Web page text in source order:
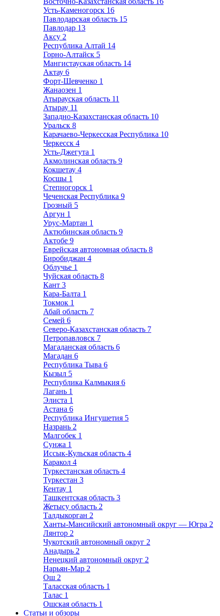
Усть-Каменогорск 16
Павлодарская область 15
Павлодар 13
Аксу 2
Республика Алтай 14
Горно-Алтайск 5
Мангистауская область 14
Актау 6
Форт-Шевченко 1
Жанаозен 1
Атырауская область 11
Атырау 11
Западно-Казахстанская область 10
Уральск 8
Карачаево-Черкесская Республика 10
Черкесск 4
Усть-Джегута 1
Акмолинская область 9
Кокшетау 4
Косшы 1
Степногорск 1
Чеченская Республика 9
Грозный 5
Аргун 1
Урус-Мартан 1
Актюбинская область 9
Актобе 9
Еврейская автономная область 8
Биробиджан 4
Облучье 1
Чуйская область 8
Кант 3
Кара-Балта 1
Токмок 1
Абай область 7
Семей 6
Северо-Казахстанская область 7
Петропавловск 7
Магаданская область 6
Магадан 6
Республика Тыва 6
Кызыл 5
Республика Калмыкия 6
Лагань 1
Элиста 1
Астана 6
Республика Ингушетия 5
Назрань 2
Малгобек 1
Сунжа 1
Иссык-Кульская область 4
Каракол 4
Туркестанская область 4
Туркестан 3
Кентау 1
Ташкентская область 3
Жетысу область 2
Талдыкорган 2
Ханты-Мансийский автономный округ — Югра 2
Лянтор 2
Чукотский автономный округ 2
Анадырь 2
Ненецкий автономный округ 2
Нарьян-Мар 2
Ош 2
Таласская область 1
Талас 1
Ошская область 1
Статьи и обзоры